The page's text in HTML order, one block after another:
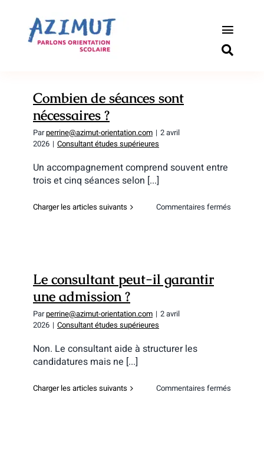
contenu
Toggle
Actualités
Combien de séances sont
nécessaires ?
Parperrine@azimut-orientation.com | 2 avril
2026 | Consultant études supérieures
Un accompagnement comprend souvent entre
trois et cinq séances selon [...]
Charger les articles suivants Commentaires fermés
Le consultant peut-il garantir
une admission ?
Parperrine@azimut-orientation.com | 2 avril
2026 | Consultant études supérieures
Non. Le consultant aide à structurer les
candidatures mais ne [...]
Charger les articles suivants Commentaires fermés